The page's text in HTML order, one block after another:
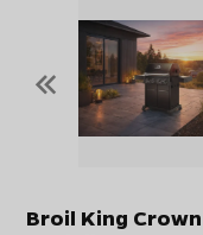
«
Broil King